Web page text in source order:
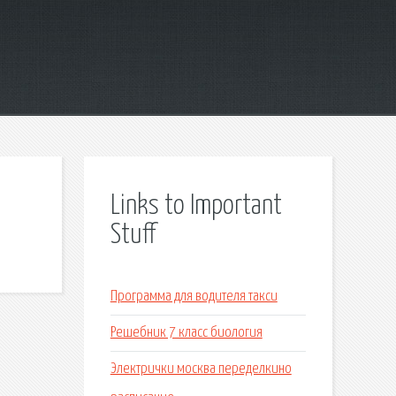
Links to Important
Stuff
Программа для водителя такси
Решебник 7 класс биология
Электрички москва переделкино